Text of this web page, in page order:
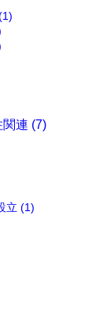
関連 (7)
立 (1)